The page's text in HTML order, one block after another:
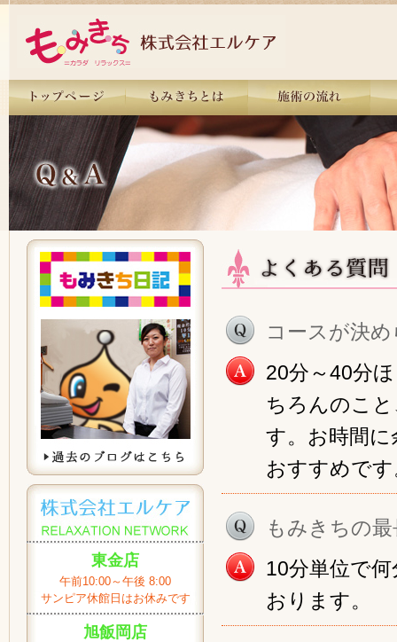
東金店
午前10:00～午後 8:00
サンピア休館日はお休みです
旭飯岡店
コースが決
20分～40分
ちろんのこ
す。お時間
おすすめで
もみきちの
10分単位で
おります。